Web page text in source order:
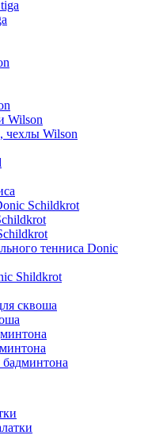
Wilson
чехлы Wilson
Schildkrot
тенниса Donic
Shildkrot
сквоша
бадминтона